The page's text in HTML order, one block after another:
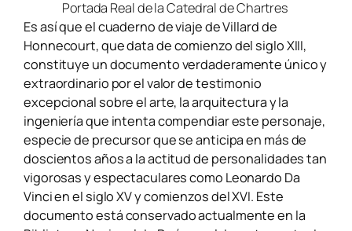
Portada Real de la Catedral de Chartres
Es así que el cuaderno de viaje de Villard de
Honnecourt, que data de comienzo del siglo XIII,
constituye un documento verdaderamente único y
extraordinario por el valor de testimonio
excepcional sobre el arte, la arquitectura y la
ingeniería que intenta compendiar este personaje,
especie de precursor que se anticipa en más de
doscientos años a la actitud de personalidades tan
vigorosas y espectaculares como Leonardo Da
Vinci en el siglo XV y comienzos del XVI. Este
documento está conservado actualmente en la